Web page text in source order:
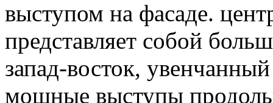
выступом на фасаде.
представляет собой
запад-восток,
мощные выступы